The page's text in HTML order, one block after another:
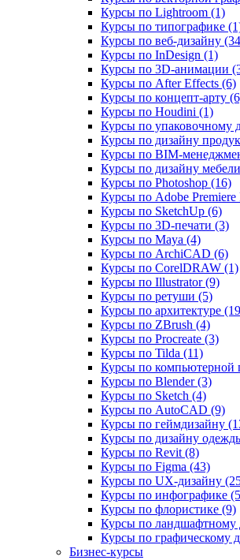
Курсы по Lightroom (1)
Курсы по типографике
Курсы по веб‑дизайну
Курсы по InDesign (1)
Курсы по 3D‑анимации
Курсы по After Effects (6)
Курсы по концепт‑арту
Курсы по Houdini (1)
Курсы по упаковочному
Курсы по дизайну
Курсы по
Курсы по дизайну
Курсы по Photoshop (16)
Курсы по Adobe Premiere
Курсы по SketchUp (6)
Курсы по 3D-печати (3)
Курсы по Maya (4)
Курсы по ArchiCAD (6)
Курсы по CorelDRAW (1)
Курсы по Illustrator (9)
Курсы по ретуши (5)
Курсы по архитектуре
Курсы по ZBrush (4)
Курсы по Procreate (3)
Курсы по Tilda (11)
Курсы по компьютерной
Курсы по Blender (3)
Курсы по Sketch (4)
Курсы по AutoCAD (9)
Курсы по геймдизайну
Курсы по дизайну
Курсы по Revit (8)
Курсы по Figma (43)
Курсы по UX‑дизайну
Курсы по инфографике
Курсы по флористике (9)
Курсы по ландшафтному
Курсы по графическому
Бизнес-курсы